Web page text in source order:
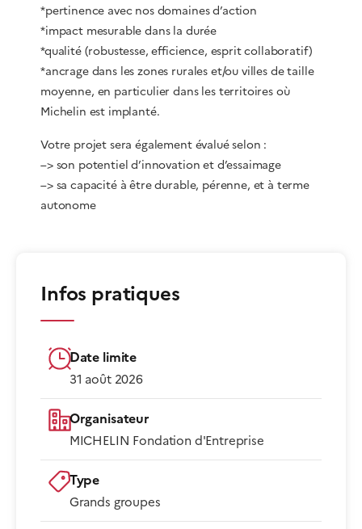
*pertinence avec nos domaines d’action
*impact mesurable dans la durée
*qualité (robustesse, efficience, esprit collaboratif)
*ancrage dans les zones rurales et/ou villes de taille
moyenne, en particulier dans les territoires où
Michelin est implanté.
Votre projet sera également évalué selon :
–> son potentiel d’innovation et d’essaimage
–> sa capacité à être durable, pérenne, et à terme
autonome
Infos pratiques
Date limite
31 août 2026
Organisateur
MICHELIN Fondation d'Entreprise
Type
Grands groupes